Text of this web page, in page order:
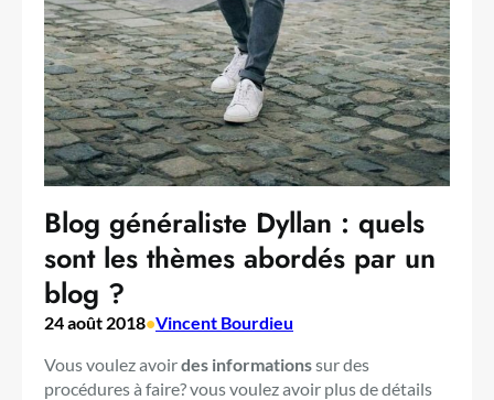
Blog généraliste Dyllan : quels
sont les thèmes abordés par un
blog ?
24 août 2018•Vincent Bourdieu
Vous voulez avoirdes informationssur des
procédures à faire? vous voulez avoir plus de détails